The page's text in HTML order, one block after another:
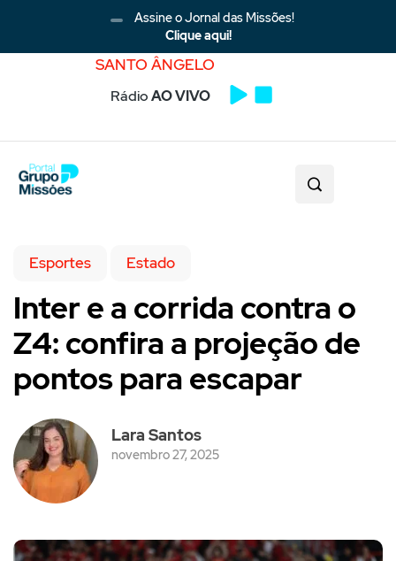
Assine o Jornal das Missões!
Clique aqui!
SANTO ÂNGELO
RádioAO VIVO
Esportes Estado
Inter e a corrida contra o
Z4: confira a projeção de
pontos para escapar
Lara Santos
novembro 27, 2025